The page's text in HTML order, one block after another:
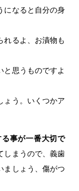
になると自分の身
れるよ、お漬物も
と思うものですよ
ょう。いくつかア
事が一番大切で
しまうので、義歯
ましょう、傷がつ